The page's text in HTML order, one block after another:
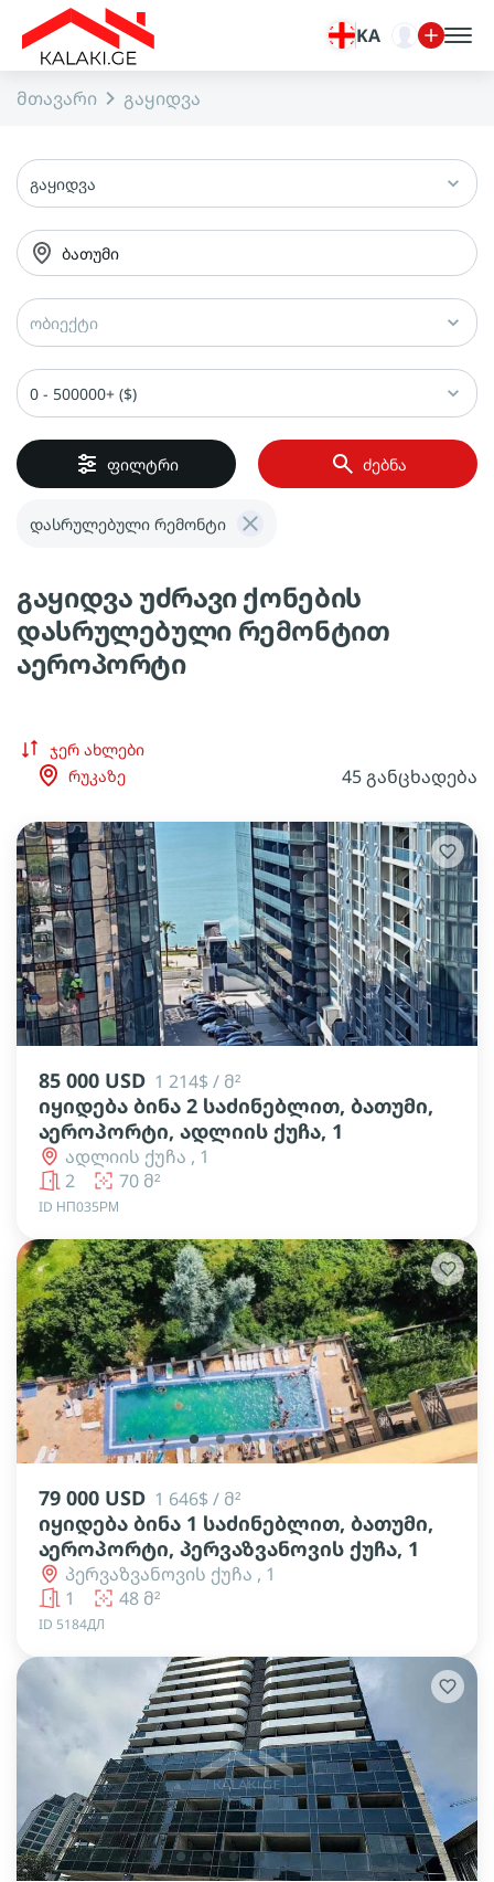
KA
მთავარი გაყიდვა
გაყიდვა
ბათუმი
ობიექტი
0 - 500000+ ($)
ფილტრი ძებნა
დასრულებული რემონტი
გაყიდვა უძრავი ქონების
დასრულებული რემონტით
აეროპორტი
ჯერ ახლები
რუკაზე
45 განცხადება
lens lens lens
85 000 USD 1 214$ / მ²
იყიდება ბინა 2 საძინებლით, ბათუმი,
აეროპორტი, ადლიის ქუჩა, 1
ადლიის ქუჩა , 1
2
70 მ²
ID НП035РМ
lens lens lens lens lens
79 000 USD 1 646$ / მ²
იყიდება ბინა 1 საძინებლით, ბათუმი,
აეროპორტი, პერვაზვანოვის ქუჩა, 1
პერვაზვანოვის ქუჩა , 1
1
48 მ²
ID 5184ДЛ
lens lens lens lens lens lens